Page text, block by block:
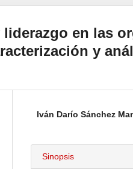
en las
y
Iván Darío Sánchez
Sinopsis